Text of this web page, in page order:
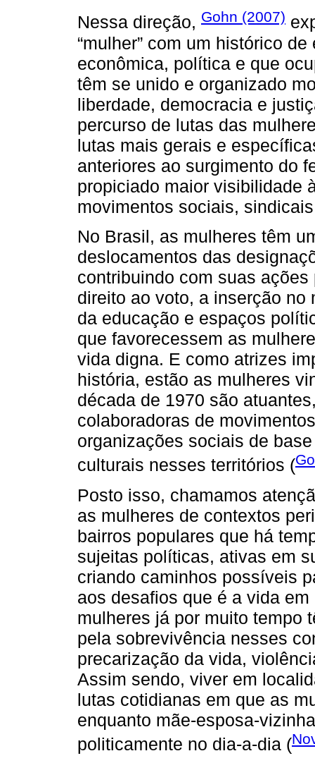
Nessa direção, Gohn (2007)
“mulher” com um histórico
econômica, política e que
têm se unido e organizado
liberdade, democracia e
percurso de lutas das
lutas mais gerais e
anteriores ao surgimento do
propiciado maior visibilidade
movimentos sociais,
No Brasil, as mulheres têm
deslocamentos das
contribuindo com suas
direito ao voto, a inserção
da educação e espaços
que favorecessem as
vida digna. E como atrizes
história, estão as mulheres
década de 1970 são
colaboradoras de
organizações sociais de
culturais nesses territórios (
Posto isso, chamamos
as mulheres de contextos
bairros populares que há
sujeitas políticas, ativas em
criando caminhos possíveis
aos desafios que é a vida
mulheres já por muito tempo
pela sobrevivência nesses
precarização da vida,
Assim sendo, viver em
lutas cotidianas em que as
enquanto mãe-esposa-
politicamente no dia-a-dia (